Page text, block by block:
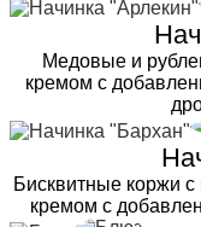
Медовые и
кремом с
Бисквитные коржи
кремом с